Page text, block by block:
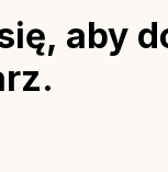
aby